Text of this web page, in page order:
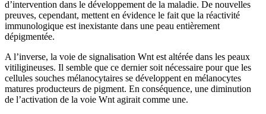
d’intervention dans le développement de la maladie. De nouvelles
preuves, cependant, mettent en évidence le fait que la réactivité
immunologique est inexistante dans une peau entièrement
dépigmentée.
A l’inverse, la voie de signalisation Wnt est altérée dans les peaux
vitiligineuses. Il semble que ce dernier soit nécessaire pour que les
cellules souches mélanocytaires se développent en mélanocytes
matures producteurs de pigment. En conséquence, une diminution
de l’activation de la voie Wnt agirait comme une.